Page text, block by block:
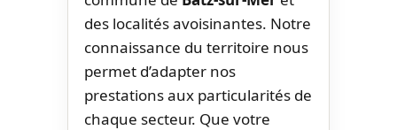
des localités avoisinantes. Notre
connaissance du territoire nous
permet d’adapter nos
prestations aux particularités de
chaque secteur. Que votre